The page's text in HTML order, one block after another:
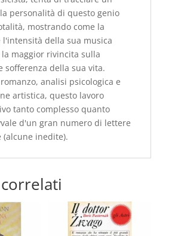
personalità di questo genio
mostrando come la
l'intensità della sua musica
maggior rivincita sulla
sofferenza della sua vita.
analisi psicologica e
artistica, questo lavoro
tanto complesso quanto
d'un gran numero di lettere
(alcune inedite).